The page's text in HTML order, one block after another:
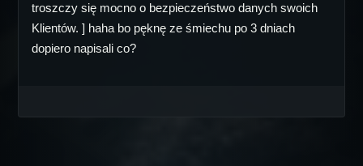
troszczy się mocno o bezpieczeństwo danych swoich
Klientów. ] haha bo pęknę ze śmiechu po 3 dniach
dopiero napisali co?